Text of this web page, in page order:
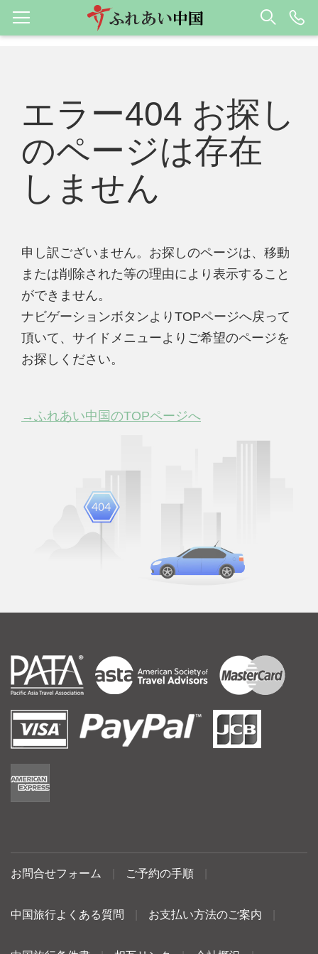
エラー404 お探し
のページは存在
しません
申し訳ございません。お探しのページは、移動
または削除された等の理由により表示すること
ができません。
ナビゲーションボタンよりTOPページへ戻って
頂いて、サイドメニューよりご希望のページを
お探しください。
→ふれあい中国のTOPページへ
お問合せフォーム ご予約の手順
中国旅行よくある質問 お支払い方法のご案内